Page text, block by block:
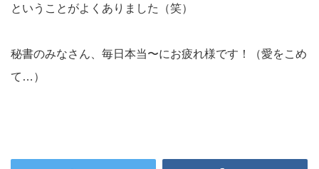
ということがよくありました（笑）
秘書のみなさん、毎日本当〜にお疲れ様です！（愛をこめ
て…）